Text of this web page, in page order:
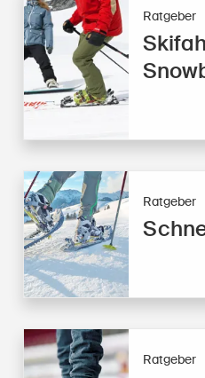
Ratgeber
Ratgeber
Ratgeber